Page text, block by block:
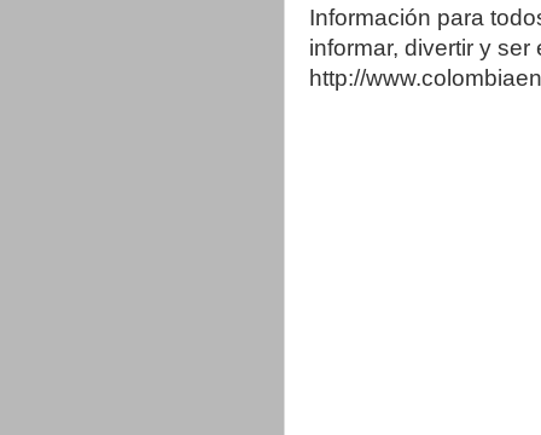
Información para
informar, divertir y
http://